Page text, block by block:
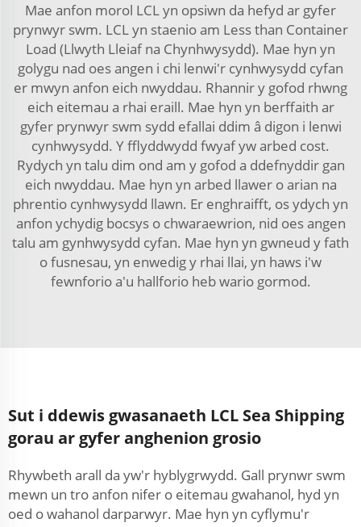
Mae anfon morol LCL yn opsiwn da hefyd ar gyfer
prynwyr swm. LCL yn staenio am Less than Container
Load (Llwyth Lleiaf na Chynhwysydd). Mae hyn yn
golygu nad oes angen i chi lenwi'r cynhwysydd cyfan
er mwyn anfon eich nwyddau. Rhannir y gofod rhwng
eich eitemau a rhai eraill. Mae hyn yn berffaith ar
gyfer prynwyr swm sydd efallai ddim â digon i lenwi
cynhwysydd. Y fflyddwydd fwyaf yw arbed cost.
Rydych yn talu dim ond am y gofod a ddefnyddir gan
eich nwyddau. Mae hyn yn arbed llawer o arian na
phrentio cynhwysydd llawn. Er enghraifft, os ydych yn
anfon ychydig bocsys o chwaraewrion, nid oes angen
talu am gynhwysydd cyfan. Mae hyn yn gwneud y fath
o fusnesau, yn enwedig y rhai llai, yn haws i'w
fewnforio a'u hallforio heb wario gormod.
Sut i ddewis gwasanaeth LCL Sea Shipping
gorau ar gyfer anghenion grosio
Rhywbeth arall da yw'r hyblygrwydd. Gall prynwr swm
mewn un tro anfon nifer o eitemau gwahanol, hyd yn
oed o wahanol darparwyr. Mae hyn yn cyflymu'r